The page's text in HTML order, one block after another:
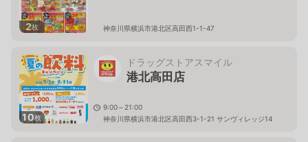
2枚 神奈川県横浜市港北区高田西1-1-47
10枚
ドラッグストアスマイル
港北高田店
9:00～21:00
神奈川県横浜市港北区高田西3-1-21 サンヴィレッジ14